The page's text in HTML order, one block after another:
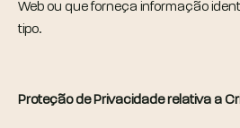
Web ou que forneça informação
tipo.
Proteção de Privacidade relativa a